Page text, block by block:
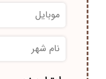
خانوادگی
موبایل
نام
شهر
*